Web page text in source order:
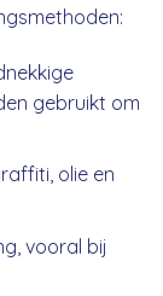
gebruikt om
olie en
vooral bij